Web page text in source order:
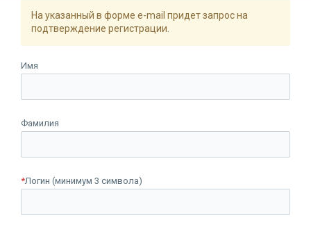
На указанный в форме e-mail придет запрос на
подтверждение регистрации.
Имя
Фамилия
*Логин (минимум 3 символа)